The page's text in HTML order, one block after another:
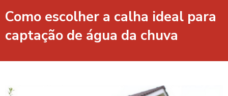
Como escolher a calha ideal para
captação de água da chuva